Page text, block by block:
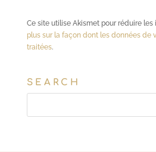
Ce site utilise Akismet pour réduire les
plus sur la façon dont les données de
traitées.
SEARCH